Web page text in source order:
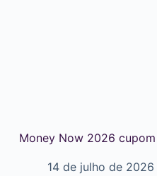
Money Now 2026
14 de julho de 2026